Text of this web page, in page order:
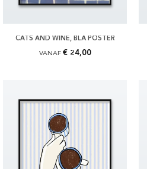
CATS AND WINE, BLÅ POSTER
VANAF € 24,00